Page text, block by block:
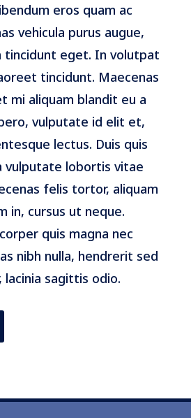
eros quam ac
vehicula purus augue,
tincidunt eget. In volutpat
tincidunt. Maecenas
mi aliquam blandit eu a
vulputate id elit et,
lectus. Duis quis
vulputate lobortis vitae
felis tortor, aliquam
in, cursus ut neque.
quis magna nec
nibh nulla, hendrerit sed
lacinia sagittis odio.